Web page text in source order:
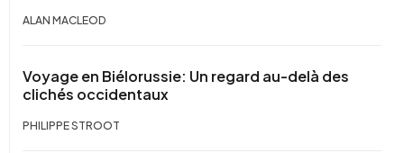
ALAN MACLEOD
Voyage en Biélorussie: Un regard au-delà des
clichés occidentaux
PHILIPPE STROOT